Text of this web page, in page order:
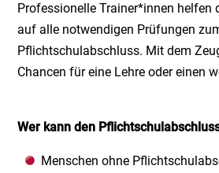
Professionelle Trainer*innen helfen
auf alle notwendigen Prüfungen
Pflichtschulabschluss. Mit dem
Chancen für eine Lehre oder einen
Wer kann den
Menschen ohne